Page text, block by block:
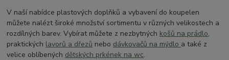
V naší nabídce plastových doplňků a vybavení do koupelen
můžete nalézt široké množství sortimentu v různých velikostech a
rozdílných barev. Vybírat můžete z nezbytných košů na prádlo,
praktických lavorů a dřezů nebo dávkovačů na mýdlo a také z
velice oblíbených dětských prkének na wc.